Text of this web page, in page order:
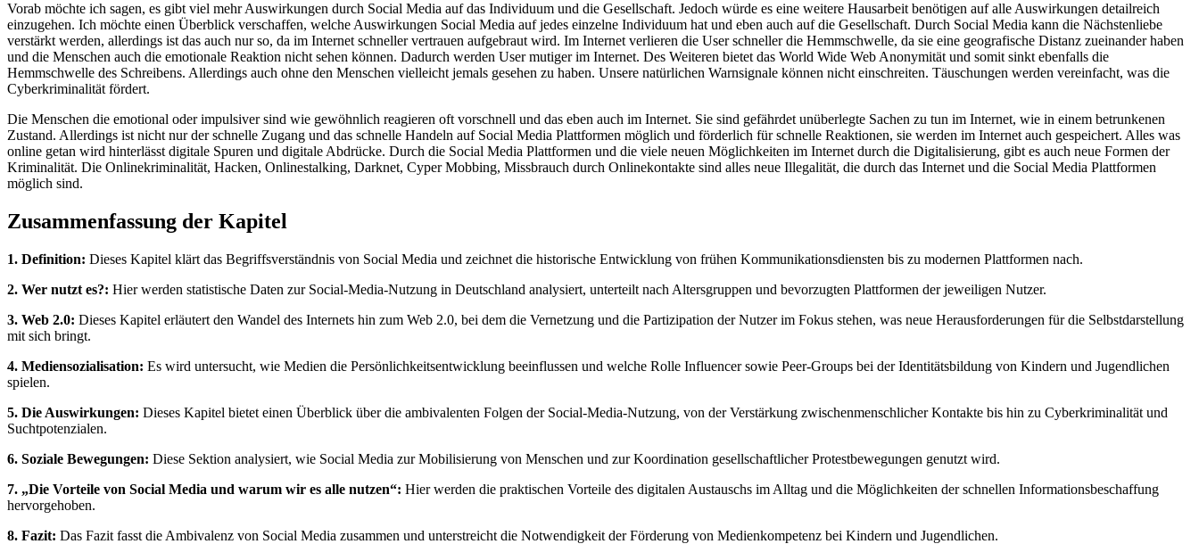
Vorab möchte ich sagen, es gibt viel mehr Auswirkungen durch Social Media auf das Individuum und die Gesellschaft. Jedoch würde es eine weitere Hausarbeit benötigen auf alle Auswirkungen detailreich
einzugehen. Ich möchte einen Überblick verschaffen, welche Auswirkungen Social Media auf jedes einzelne Individuum hat und eben auch auf die Gesellschaft. Durch Social Media kann die Nächstenliebe
verstärkt werden, allerdings ist das auch nur so, da im Internet schneller vertrauen aufgebraut wird. Im Internet verlieren die User schneller die Hemmschwelle, da sie eine geografische Distanz zueinander haben
und die Menschen auch die emotionale Reaktion nicht sehen können. Dadurch werden User mutiger im Internet. Des Weiteren bietet das World Wide Web Anonymität und somit sinkt ebenfalls die
Hemmschwelle des Schreibens. Allerdings auch ohne den Menschen vielleicht jemals gesehen zu haben. Unsere natürlichen Warnsignale können nicht einschreiten. Täuschungen werden vereinfacht, was die
Cyberkriminalität fördert.
Die Menschen die emotional oder impulsiver sind wie gewöhnlich reagieren oft vorschnell und das eben auch im Internet. Sie sind gefährdet unüberlegte Sachen zu tun im Internet, wie in einem betrunkenen
Zustand. Allerdings ist nicht nur der schnelle Zugang und das schnelle Handeln auf Social Media Plattformen möglich und förderlich für schnelle Reaktionen, sie werden im Internet auch gespeichert. Alles was
online getan wird hinterlässt digitale Spuren und digitale Abdrücke. Durch die Social Media Plattformen und die viele neuen Möglichkeiten im Internet durch die Digitalisierung, gibt es auch neue Formen der
Kriminalität. Die Onlinekriminalität, Hacken, Onlinestalking, Darknet, Cyper Mobbing, Missbrauch durch Onlinekontakte sind alles neue Illegalität, die durch das Internet und die Social Media Plattformen
möglich sind.
Zusammenfassung der Kapitel
1. Definition: Dieses Kapitel klärt das Begriffsverständnis von Social Media und zeichnet die historische Entwicklung von frühen Kommunikationsdiensten bis zu modernen Plattformen nach.
2. Wer nutzt es?: Hier werden statistische Daten zur Social-Media-Nutzung in Deutschland analysiert, unterteilt nach Altersgruppen und bevorzugten Plattformen der jeweiligen Nutzer.
3. Web 2.0: Dieses Kapitel erläutert den Wandel des Internets hin zum Web 2.0, bei dem die Vernetzung und die Partizipation der Nutzer im Fokus stehen, was neue Herausforderungen für die Selbstdarstellung
mit sich bringt.
4. Mediensozialisation: Es wird untersucht, wie Medien die Persönlichkeitsentwicklung beeinflussen und welche Rolle Influencer sowie Peer-Groups bei der Identitätsbildung von Kindern und Jugendlichen
spielen.
5. Die Auswirkungen: Dieses Kapitel bietet einen Überblick über die ambivalenten Folgen der Social-Media-Nutzung, von der Verstärkung zwischenmenschlicher Kontakte bis hin zu Cyberkriminalität und
Suchtpotenzialen.
6. Soziale Bewegungen: Diese Sektion analysiert, wie Social Media zur Mobilisierung von Menschen und zur Koordination gesellschaftlicher Protestbewegungen genutzt wird.
7. „Die Vorteile von Social Media und warum wir es alle nutzen“: Hier werden die praktischen Vorteile des digitalen Austauschs im Alltag und die Möglichkeiten der schnellen Informationsbeschaffung
hervorgehoben.
8. Fazit: Das Fazit fasst die Ambivalenz von Social Media zusammen und unterstreicht die Notwendigkeit der Förderung von Medienkompetenz bei Kindern und Jugendlichen.